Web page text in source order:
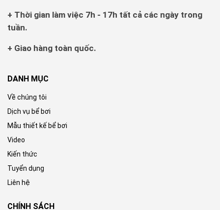
+ Thời gian làm việc 7h - 17h tất cả các ngày trong
tuần.
+ Giao hàng toàn quốc.
DANH MỤC
Về chúng tôi
Dịch vụ bể bơi
Mẫu thiết kế bể bơi
Video
Kiến thức
Tuyển dụng
Liên hệ
CHÍNH SÁCH